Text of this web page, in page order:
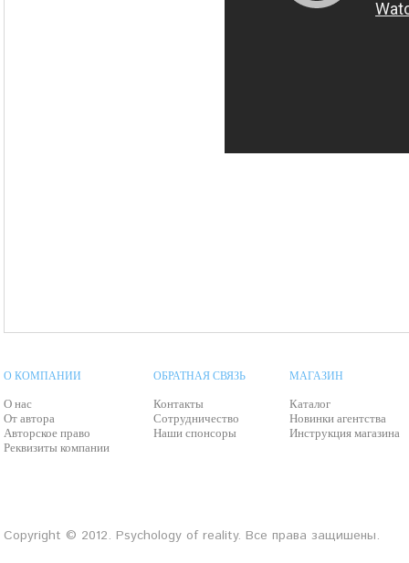
О КОМПАНИИ
О нас
От автора
Авторское право
Реквизиты компании
ОБРАТНАЯ СВЯЗЬ
Контакты
Сотрудничество
Наши спонсоры
МАГАЗИН
Каталог
Новинки агентства
Инструкция магазина
Copyright © 2012. Psychology of reality. Все права защишены.